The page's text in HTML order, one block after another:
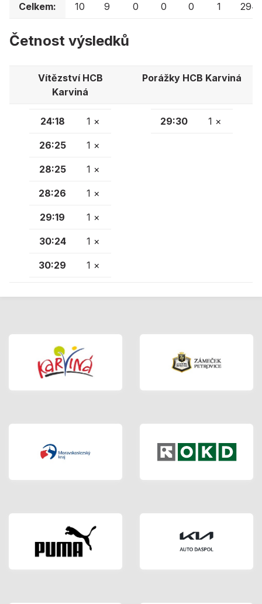
Celkem: 10 9 0 0 0 1
Četnost výsledků
Vítězství HCB
Karviná
Porážky HCB Karviná
24:18 1 ×
26:25 1 ×
28:25 1 ×
28:26 1 ×
29:19 1 ×
30:24 1 ×
30:29 1 ×
29:30 1 ×